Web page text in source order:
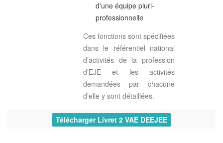
d'une équipe pluri-
professionnelle
Ces fonctions sont spécifiées
dans le référentiel national
d’activités de la profession
d’EJE et les activités
demandées par chacune
d’elle y sont détaillées.
Télécharger Livret 2 VAE DEEJEE